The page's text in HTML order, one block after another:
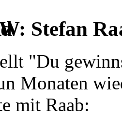
Stefan
"Du
Monaten
mit Raab: